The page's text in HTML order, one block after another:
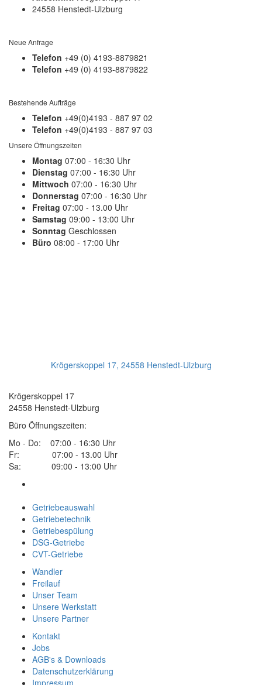
24558 Henstedt-Ulzburg
Neue Anfrage
Telefon +49 (0) 4193-8879821
Telefon +49 (0) 4193-8879822
Bestehende Aufträge
Telefon +49(0)4193 - 887 97 02
Telefon +49(0)4193 - 887 97 03
Unsere Öffnungszeiten
Montag 07:00 - 16:30 Uhr
Dienstag 07:00 - 16:30 Uhr
Mittwoch 07:00 - 16:30 Uhr
Donnerstag 07:00 - 16:30 Uhr
Freitag 07:00 - 13.00 Uhr
Samstag 09:00 - 13:00 Uhr
Sonntag Geschlossen
Büro 08:00 - 17:00 Uhr
Krögerskoppel 17, 24558 Henstedt-Ulzburg
Krögerskoppel 17
24558 Henstedt-Ulzburg
Büro Öffnungszeiten:
Mo - Do: 07:00 - 16:30 Uhr
Fr: 07:00 - 13.00 Uhr
Sa: 09:00 - 13:00 Uhr
Getriebeauswahl
Getriebetechnik
Getriebespülung
DSG-Getriebe
CVT-Getriebe
Wandler
Freilauf
Unser Team
Unsere Werkstatt
Unsere Partner
Kontakt
Jobs
AGB's & Downloads
Datenschutzerklärung